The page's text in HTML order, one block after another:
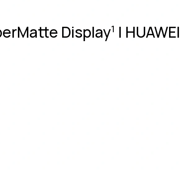
Display1 |